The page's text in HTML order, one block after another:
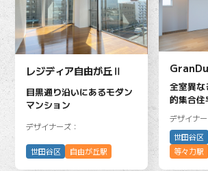
レジディア自由が丘Ⅱ
目黒通り沿いにあるモダン
マンション
デザイナーズ：
世田谷区 自由が丘駅
全室異
的集合住
デザイナー
世田谷区
等々力駅